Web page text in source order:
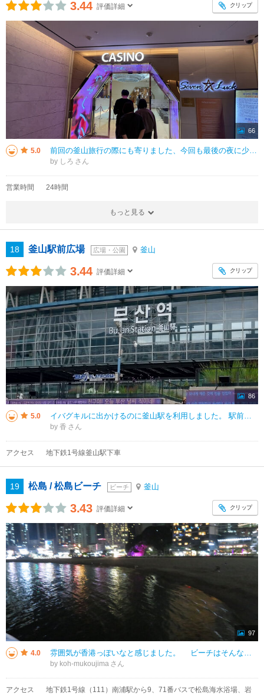
3.44 評価詳細 クリップ
66
5.0 前回の釜山旅行の際にも寄りました、今回も最後の夜に少しだけ遊びます。 色々やり方もわからないものもあるし、黙ってできるルーレットばかりやってましたが、前回は2人で4千円くらい買ったのに、今回は使うと決めていた少額ですが、
by しろ
営業時間 24時間
もっと見る
18 釜山駅前広場 広場・公園 釜山
3.44 評価詳細 クリップ
86
5.0 イバグキルに出かけるのに釜山駅を利用しました。 駅前の広場ではちょうど高齢者の方たちが のど自慢大会でしょうか？ マイクをもって振付をしながら楽しそうに歌を歌っていました。 司会者もいて、韓国語がわからないけれど
by 香
アクセス 地下鉄1号線釜山駅下車
19 松島 / 松島ビーチ ビーチ 釜山
3.43 評価詳細 クリップ
97
4.0 雰囲気が香港っぽいなと感じました。 ビーチはそんなに大きいないので人はあまりいない感じでしたが、会場ロープウェイや海に張り出した歩道など幾つか観光スポットがありました。ツアーバスのバス停もあり交通の便は悪くないと感じま
by koh-mukoujima
アクセス
地下鉄1号線（111）南浦駅から9、71番バスで松島海水浴場、岩